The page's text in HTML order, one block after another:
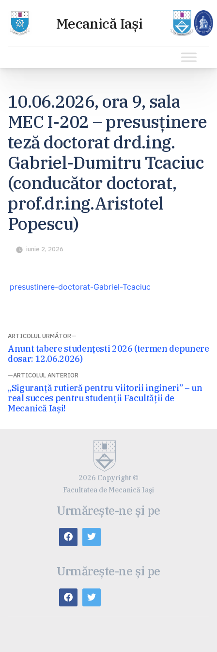
conținut
10.06.2026, ora 9, sala
MEC I-202 – presusținere
teză doctorat drd.ing.
Gabriel-Dumitru Tcaciuc
(conducător doctorat,
prof.dr.ing.Aristotel
Popescu)
iunie 2, 2026
presustinere-doctorat-Gabriel-Tcaciuc
Navigare
în
articole
ARTICOLUL ANTERIOR
Articolul
anterior:
„Siguranță rutieră pentru viitorii ingineri” – un
real succes pentru studenții Facultății de
Mecanică Iași!
ARTICOLUL URMĂTOR
Articolul
următor:
Anunt tabere studențesti 2026 (termen depunere
dosar: 12.06.2026)
2026 Copyright ©
Facultatea de Mecanică Iaşi
Urmărește-ne și pe
Urmărește-ne și pe